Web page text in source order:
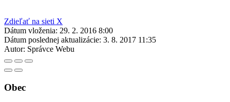
Zdieľať na sieti X
Dátum vloženia: 29. 2. 2016 8:00
Dátum poslednej aktualizácie: 3. 8. 2017 11:35
Autor: Správce Webu
Obec